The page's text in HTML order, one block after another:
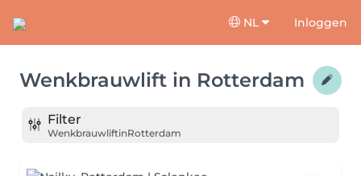
NL Inloggen
Wenkbrauwlift in Rotterdam
Filter
WenkbrauwliftinRotterdam